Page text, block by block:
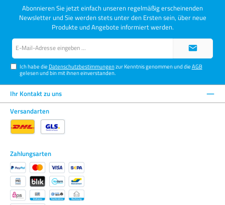
Abonnieren Sie jetzt einfach unseren regelmäßig erscheinenden
Newsletter und Sie werden stets unter den Ersten sein, über neue
Produkte und Angebote informiert werden.
Ich habe die Datenschutzbestimmungenzur Kenntnis genommen und dieAGB
gelesen und bin mit ihnen einverstanden.
Ihr Kontakt zu uns
Versandarten
Zahlungsarten